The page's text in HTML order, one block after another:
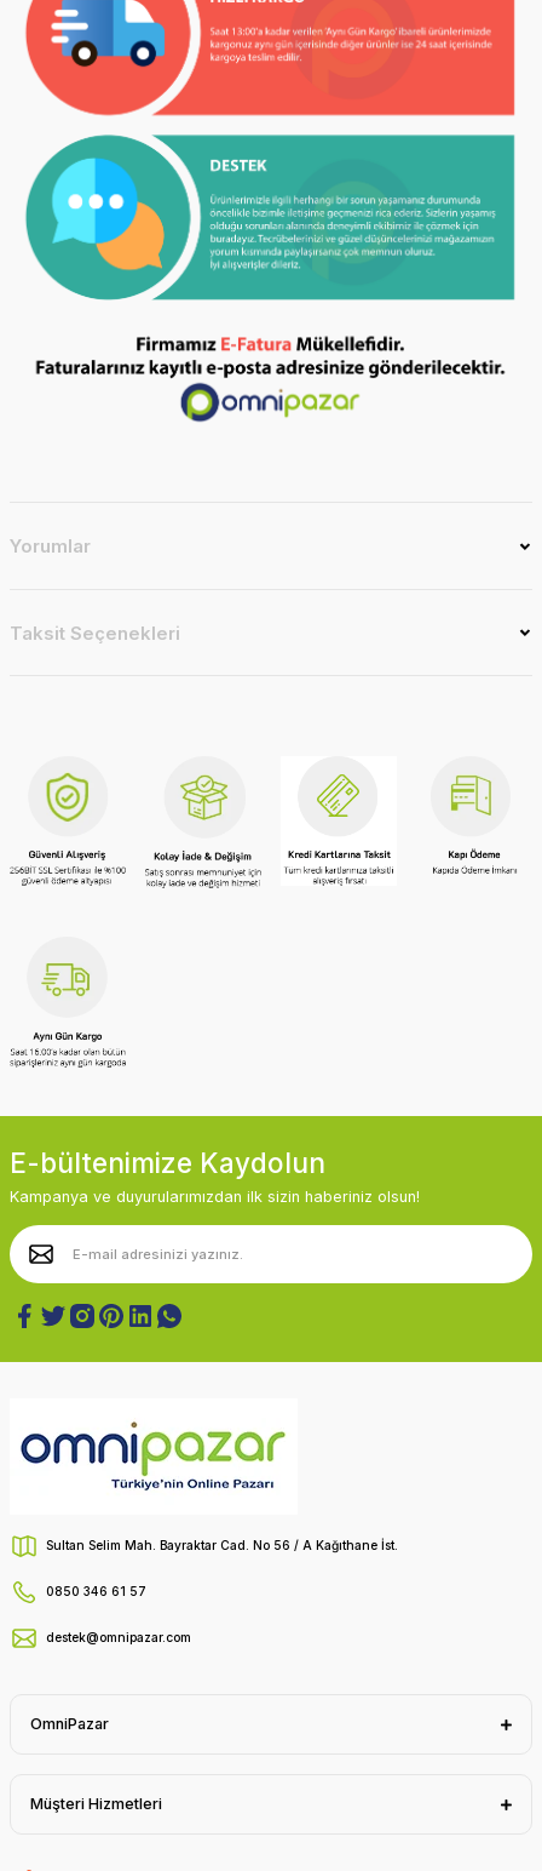
Yorumlar
Taksit Seçenekleri
E-bültenimize Kaydolun
Kampanya ve duyurularımızdan ilk sizin haberiniz olsun!
Sultan Selim Mah. Bayraktar Cad. No 56 / A Kağıthane İst.
0850 346 61 57
destek@omnipazar.com
OmniPazar
Müşteri Hizmetleri